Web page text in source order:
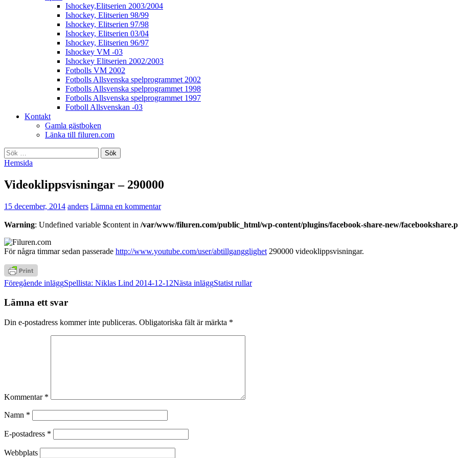
Ishockey,Elitserien 2003/2004
Ishockey, Elitserien 98/99
Ishockey, Elitserien 97/98
Ishockey, Elitserien 03/04
Ishockey, Elitserien 96/97
Ishockey VM -03
Ishockey Elitserien 2002/2003
Fotbolls VM 2002
Fotbolls Allsvenska spelprogrammet 2002
Fotbolls Allsvenska spelprogrammet 1998
Fotbolls Allsvenska spelprogrammet 1997
Fotboll Allsvenskan -03
Kontakt
Gamla gästboken
Länka till filuren.com
Sök
efter:
Hemsida
Videoklippsvisningar – 290000
15 december, 2014 anders Lämna en kommentar
Warning: Undefined variable $content in /var/www/filuren.com/public_html/wp-content/plugins/facebook-share-new/
För några timmar sedan passerade http://www.youtube.com/user/abtillgangglighet 290000 videoklippsvisningar.
Inläggsnavigering
Föregående inläggSpellista: Niklas Lind 2014-12-12Nästa inläggStatist rullar
Lämna ett svar
Din e-postadress kommer inte publiceras. Obligatoriska fält är märkta *
Kommentar *
Namn *
E-postadress *
Webbplats